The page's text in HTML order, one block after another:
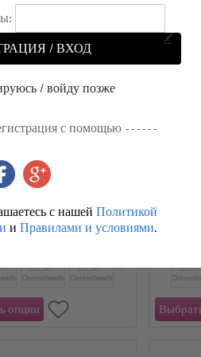
20 ШТ Экологичный
концевик для
Оптовая настоящее
покрытием
RUB 168 RUB 79
/ ВХОД
/ войду позже
с помощью ------
с нашей Политикой
и Правилами и условиями.